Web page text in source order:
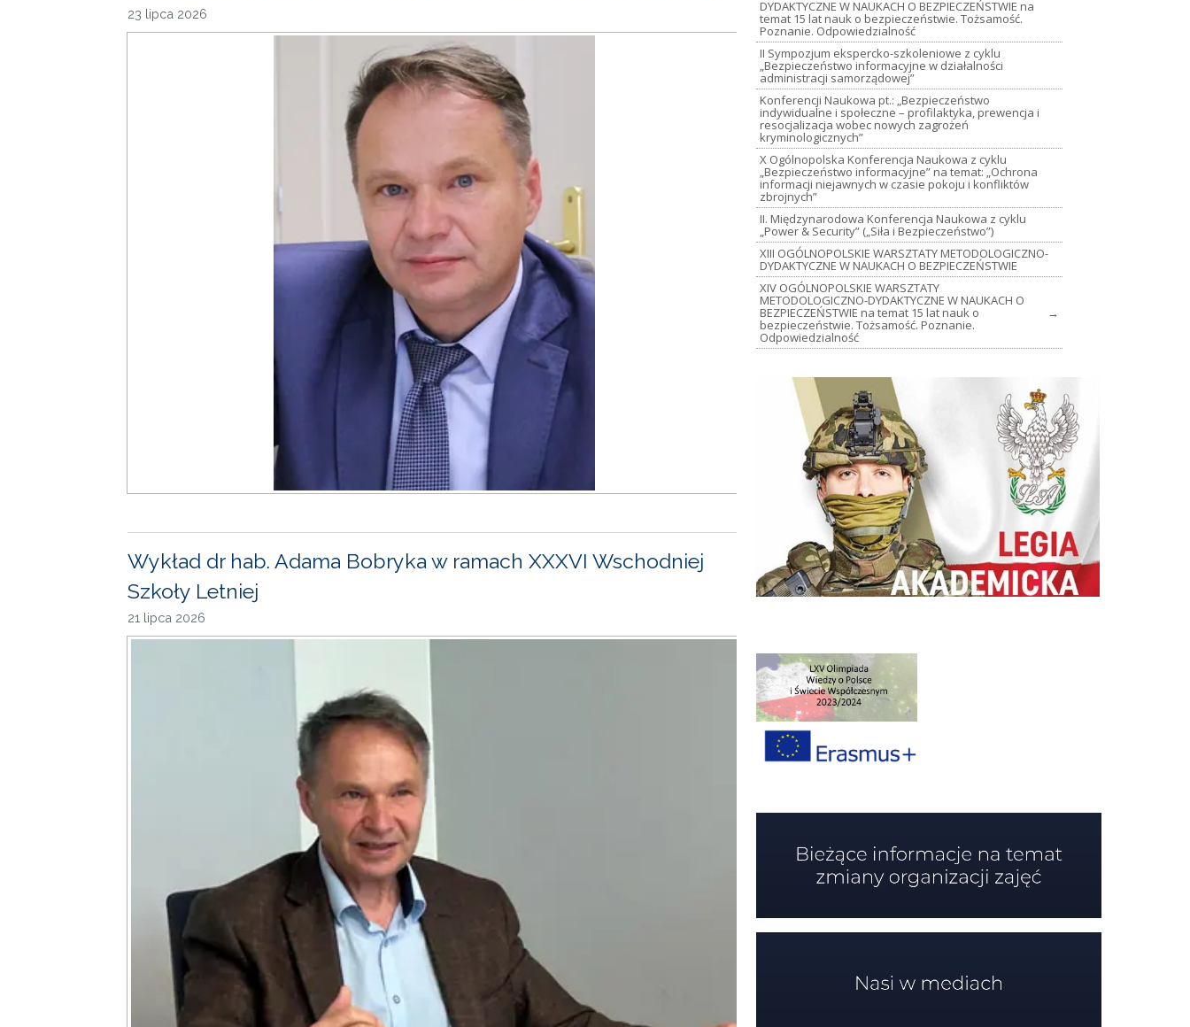
23 lipca 2026
Wykład dr hab. Adama Bobryka w ramach XXXVI Wschodniej
Szkoły Letniej
21 lipca 2026
DYDAKTYCZNE W NAUKACH O BEZPIECZEŃSTWIE na
temat 15 lat nauk o bezpieczeństwie. Tożsamość.
Poznanie. Odpowiedzialność
II Sympozjum ekspercko-szkoleniowe z cyklu
„Bezpieczeństwo informacyjne w działalności
administracji samorządowej”
Konferencji Naukowa pt.: „Bezpieczeństwo
indywidualne i społeczne – profilaktyka, prewencja i
resocjalizacja wobec nowych zagrożeń
kryminologicznych”
X Ogólnopolska Konferencja Naukowa z cyklu
„Bezpieczeństwo informacyjne” na temat: „Ochrona
informacji niejawnych w czasie pokoju i konfliktów
zbrojnych”
II. Międzynarodowa Konferencja Naukowa z cyklu
„Power & Security” („Siła i Bezpieczeństwo”)
XIII OGÓLNOPOLSKIE WARSZTATY METODOLOGICZNO-
DYDAKTYCZNE W NAUKACH O BEZPIECZEŃSTWIE
XIV OGÓLNOPOLSKIE WARSZTATY
METODOLOGICZNO-DYDAKTYCZNE W NAUKACH O
BEZPIECZEŃSTWIE na temat 15 lat nauk o
bezpieczeństwie. Tożsamość. Poznanie.
Odpowiedzialność
→